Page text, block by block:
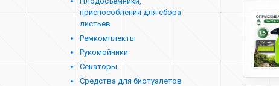
приспособления для сбора
листьев
Ремкомплекты
Рукомойники
Секаторы
Средства для биотуалетов